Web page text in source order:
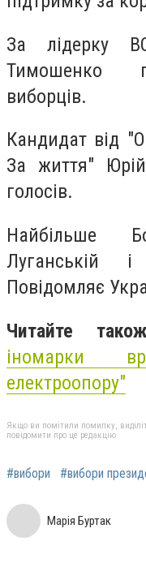
За лідерку
Тимошенко
виборців.
Кандидат від
За життя"
голосів.
Найбільше
Луганській
Повідомляє
Читайте
іномарки
електроопору"
Якщо ви помітили помилку,
повідомити про це редакцію
#вибори #вибори
Марія Буртак